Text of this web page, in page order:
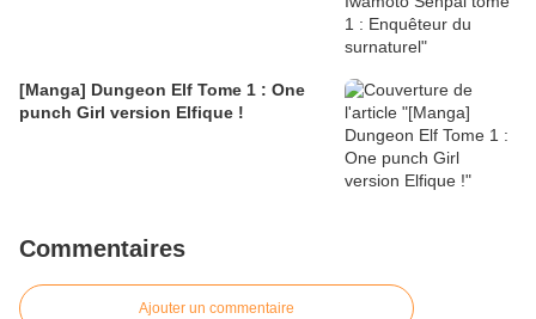
[Manga] Dungeon Elf Tome 1 : One
punch Girl version Elfique !
Commentaires
Ajouter un commentaire